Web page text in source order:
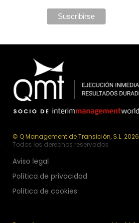
© Q Management de Transición, S.L. 2026
Todos los derechos reservados
Aviso legal
Política de privacidad
Política de cookies